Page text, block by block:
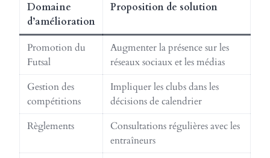
Domaine
d’amélioration
Proposition de solution
Promotion du
Futsal
Augmenter la présence sur les
réseaux sociaux et les médias
Gestion des
compétitions
Impliquer les clubs dans les
décisions de calendrier
Règlements
Consultations régulières avec les
entraîneurs